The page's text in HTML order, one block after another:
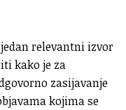
relevantni izvor
kako je za
zasijavanje
kojima se